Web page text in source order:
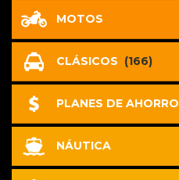
MOTOS
CLÁSICOS (166)
PLANES DE AHORRO
NÁUTICA